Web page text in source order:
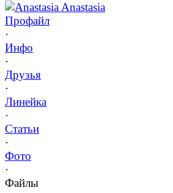
Anastasia Anastasia
Профайл
·
Инфо
·
Друзья
·
Линейка
·
Статьи
·
Фото
·
Файлы